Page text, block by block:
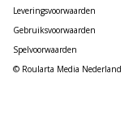
Leveringsvoorwaarden
Gebruiksvoorwaarden
Spelvoorwaarden
© Roularta Media Nederland